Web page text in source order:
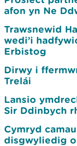
afon yn Ne
Trawsnewid
wedi’i
Erbistog
Dirwy i
Trelái
Lansio
Sir Ddinbych
Cymryd
disgwyliedig